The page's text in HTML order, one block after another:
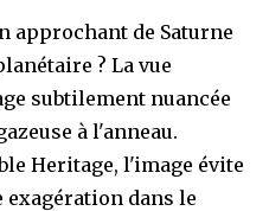
approchant de Saturne
? La vue
subtilement nuancée
à l'anneau.
Heritage, l'image évite
dans le